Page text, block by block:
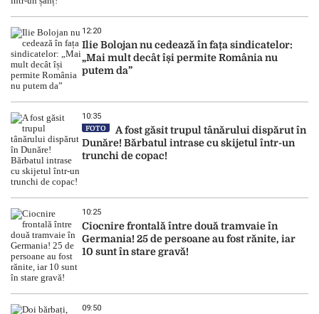
12:20
Ilie Bolojan nu cedează în fața sindicatelor:
„Mai mult decât își permite România nu
putem da”
10:35
FOTO
A fost găsit trupul tânărului dispărut în
Dunăre! Bărbatul intrase cu skijetul într-un
trunchi de copac!
10:25
Ciocnire frontală între două tramvaie în
Germania! 25 de persoane au fost rănite, iar
10 sunt în stare gravă!
09:50